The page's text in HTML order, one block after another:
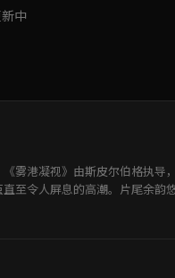
中
雾港凝视》由斯皮尔伯格执
至令人屏息的高潮。片尾余韵